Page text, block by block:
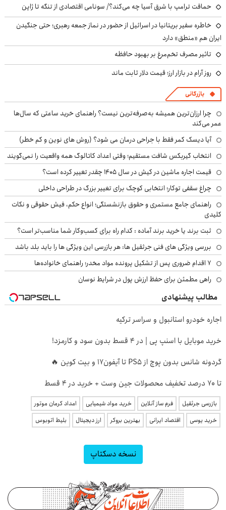
حماقت ترامپ با شرق آسیا چه می‌کند؟/ سونامی اقتصادی از تنگه تا ژاپن
خاطره سفیر بریتانیا در اسرائیل از حضور در نماز جمعه رهبری؛ حتی جنگیدن
ایران هم «منطق» دارد
تاثیر مصرف تخم‌مرغ بر بهبود حافظه
روز آرام در بازار ارز؛ قیمت دلار ثابت ماند
بازرگانی
چرا ارزان‌ترین همیشه به‌صرفه‌ترین نیست؟ راهنمای خرید ساعتی که سال‌ها
عمر می‌کند
آیا دیسک کمر فقط با جراحی درمان می شود؟ (روش های نوین و کم خطر)
انتخاب گیربکس شافت مستقیم؛ وقتی اعداد کاتالوگ همه واقعیت را نمی‌گویند
قیمت اجاره ماشین در کیش در سال ۱۴۰۵ چقدر تغییر کرده است؟
چراغ سقفی توکار؛ انتخابی کوچک برای تغییر بزرگ در طراحی داخلی
راهنمای جامع مستمری و حقوق بازنشستگی؛ انواع حکم، فیش حقوقی و نکات
کلیدی
ثبت برند یا خرید برند آماده : کدام راه برای کسب‌وکار شما مناسب‌تر است؟
بررسی ویژگی های فنی جرثقیل ها: هر بازرسی این ویژگی ها را باید بلد باشد
۷ اقدام ضروری پس از تشکیل پرونده مواد مخدر؛ راهنمای خانواده‌ها
راهی مطمئن برای حفظ ارزش پول در شرایط نوسان
مطالب پیشنهادی
اجاره خودرو استانبول و سراسر ترکیه
خرید موبایل با اسنپ پی | در ۴ قسط بدون سود و کارمزد!
گردونه شانس بدون پوچ از PS5 تا آیفون17 و بیت کوین 🔥
تا 70 درصد تخفیف محصولات جین وست + خرید در 4 قسط
بازرسی جرثقیل فرم ساز آنلاین خرید مواد شیمیایی
امداد کرمان موتور
خرید یوسی
اقتصاد ایرانی بهترین بروکر ارز دیجیتال بلیط اتوبوس
نسخه دسکتاپ